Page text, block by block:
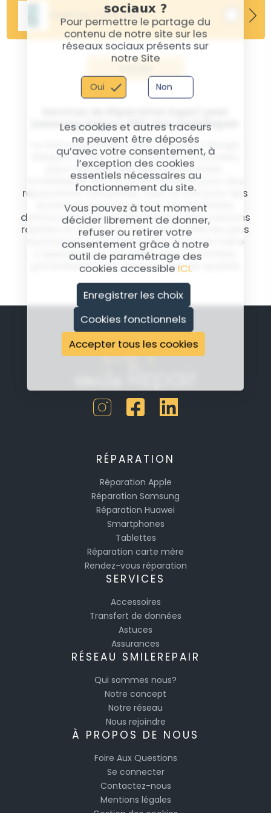
sociaux ?
Pour permettre le partage du
contenu de notre site sur les
réseaux sociaux présents sur
notre Site
Oui Non
Les cookies et autres traceurs
ne peuvent être déposés
qu’avec votre consentement, à
l’exception des cookies
essentiels nécessaires au
fonctionnement du site.
Vous pouvez à tout moment
décider librement de donner,
refuser ou retirer votre
consentement grâce à notre
outil de paramétrage des
cookies accessible ICI.
Enregistrer les choix
Cookies fonctionnels
Accepter tous les cookies
l'eau ? Notre service de désoxydation avancé
élimine la corrosion et restaure les composants
internes, augmentant les chances de récupération
complète de votre appareil.
Diagnostic Carte Mère
La carte-mère est la pièce maitresse de votre
smartphone. Environ 90% des cartes-mères sont
réparables. Si elle dysfonctionne, de nombreuses
Samsung Galaxy A50 chez SmileRepair
Le Samsung Galaxy A50, avec son design
élégant et ses fonctionnalités avancées,
peut requérir des soins spécialisés.
SmileRepair est votre destination pour des
réparations complètes. Que ce soit pour des
écrans endommagés ou des batteries
défectueuses, nous fournissons des solutions
rapides et efficaces. Pour les problèmes plus
techniques, nos réparations de carte mère
s'appuient sur des méthodes avancées,
garantissant une restauration de qualité.
RÉPARATION
Réparation Apple
Réparation Samsung
Réparation Huawei
Smartphones
Tablettes
Réparation carte mère
Rendez-vous réparation
SERVICES
Accessoires
Transfert de données
Astuces
Assurances
RÉSEAU SMILEREPAIR
Qui sommes nous?
Notre concept
Notre réseau
Nous rejoindre
À PROPOS DE NOUS
Foire Aux Questions
Se connecter
Contactez-nous
Mentions légales